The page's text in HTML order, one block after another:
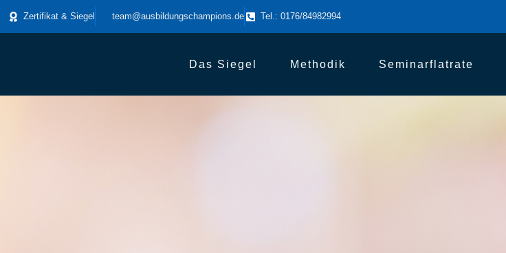
Zertifikat & Siegel team@ausbildungschampions.de Tel.: 0176/84982994
Das Siegel Methodik Seminarflatrate